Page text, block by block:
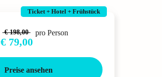
Ticket + Hotel + Frühstück
€ 198,00
€ 79,00
pro Person
Preise ansehen